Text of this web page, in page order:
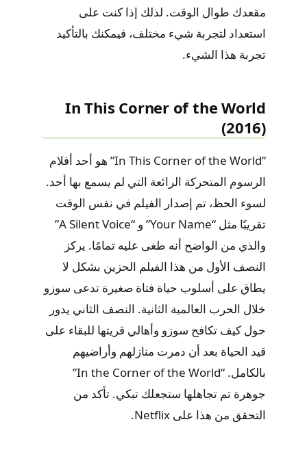
مقعدك طوال الوقت. لذلك إذا كنت على
استعداد لتجربة شيء مختلف، فيمكنك بالتأكيد
تجربة هذا الشيء.
In This Corner of the World
(2016)
“In This Corner of the World” هو أحد أفلام
الرسوم المتحركة الرائعة التي لم يسمع بها أحد.
لسوء الحظ، تم إصدار الفيلم في نفس الوقت
تقريبًا مثل “Your Name” و “A Silent Voice”
والذي من الواضح أنه طغى عليه تمامًا. يركز
النصف الأول من هذا الفيلم الحزين بشكل لا
يطاق على أسلوب حياة فتاة صغيرة تدعى سوزو
خلال الحرب العالمية الثانية. النصف الثاني يدور
حول كيف تكافح سوزو وأهالي قريتها للبقاء على
قيد الحياة بعد أن دمرت منازلهم وأراضيهم
بالكامل. “In the Corner of the World”
جوهرة تم تجاهلها ستجعلك تبكي. تأكد من
التحقق من هذا على Netflix.